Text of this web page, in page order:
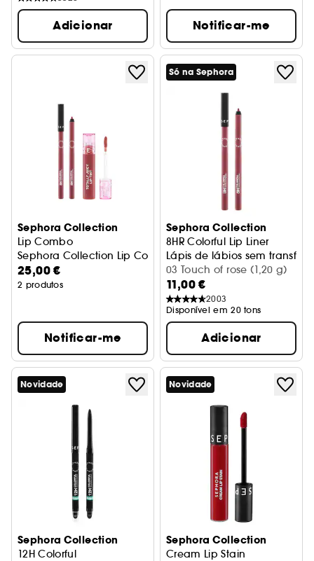
Adicionar Notificar-me
Sephora Collection
Lip Combo
Sephora Collection Lip Combo
25,00 €
2 produtos
Notificar-me
Só na Sephora
Sephora Collection
8HR Colorful Lip Liner
Lápis de lábios sem
03 Touch of rose (1,20 g)
11,00 €
2003
Disponível em 20 tons
Adicionar
Novidade
Sephora Collection
12H Colorful
Novidade
Sephora Collection
Cream Lip Stain